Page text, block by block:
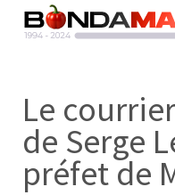
Le
de Serge
préfet de